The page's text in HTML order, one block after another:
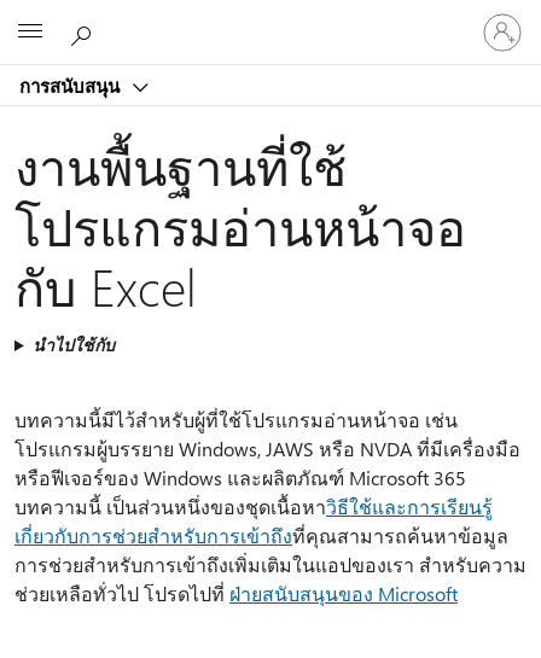
การสนับสนุน
ลงชื่อ
เข้า
บัญชี
งานพื้นฐานที่ใช้
โปรแกรมอ่านหน้าจอ
กับ Excel
นำไปใช้กับ
บทความนี้มีไว้สําหรับผู้ที่ใช้โปรแกรมอ่านหน้าจอ เช่น
โปรแกรมผู้บรรยาย Windows, JAWS หรือ NVDA ที่มีเครื่องมือ
หรือฟีเจอร์ของ Windows และผลิตภัณฑ์ Microsoft 365
บทความนี้ เป็นส่วนหนึ่งของชุดเนื้อหาวิธีใช้และการเรียนรู้
เกี่ยวกับการช่วยสำหรับการเข้าถึงที่คุณสามารถค้นหาข้อมูล
การช่วยสำหรับการเข้าถึงเพิ่มเติมในแอปของเรา สําหรับความ
ช่วยเหลือทั่วไป โปรดไปที่ ฝ่ายสนับสนุนของ Microsoft